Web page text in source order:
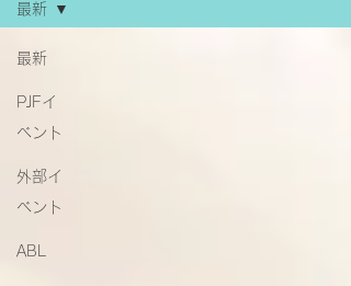
最新
PJFイ
ベント
外部イ
ベント
ABL
最新